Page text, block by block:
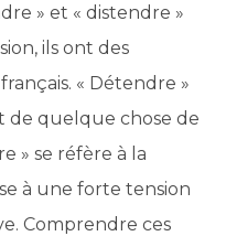
» et « distendre »
ils ont des
« Détendre »
de quelque chose de
» se réfère à la
à une forte tension
Comprendre ces